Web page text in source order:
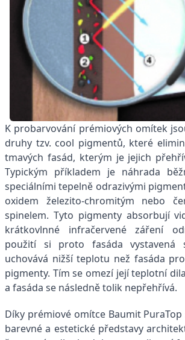
K probarvování prémiových omítek
druhy tzv. cool pigmentů, které
tmavých fasád, kterým je jejich
Typickým příkladem je náhrada
speciálními tepelně odrazivými
oxidem železito-chromitým nebo
spinelem. Tyto pigmenty absorbují
krátkovlnné infračervené záření
použití si proto fasáda vystavená
uchovává nižší teplotu než fasáda
pigmenty. Tím se omezí její teplotní
a fasáda se následně tolik nepřehřívá.
Díky prémiové omítce Baumit
barevné a estetické představy